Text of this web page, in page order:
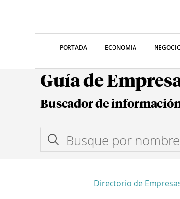
PORTADA ECONOMIA
Guía de
Buscador de
Directorio de